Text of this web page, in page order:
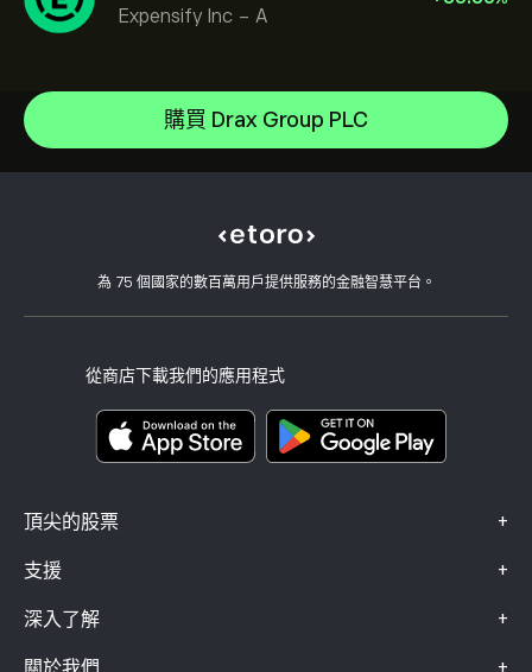
Expensify Inc - A
購買 Drax Group PLC
為 75 個國家的數百萬用戶提供服務的金融智慧平台。
從商店下載我們的應用程式
頂尖的股票 +
NVIDIA Corporation
Microsoft
Apple
支援 +
如何存款
如何提款
開設帳戶
用戶端漏洞
深入了解 +
CopyTrading 如何運作
負責任的交易
為什麼選擇 eToro
我們的辦事處
風險揭露
關鍵資訊文件
投訴資料（FCA 客戶）
投資保險